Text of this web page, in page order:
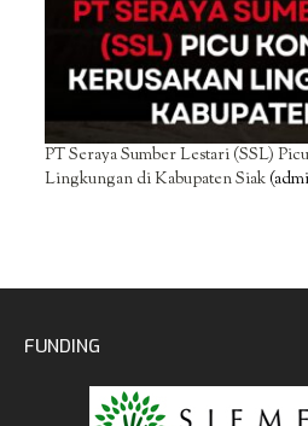
PT Seraya Sumber Lestari (SSL)
Lingkungan di Kabupaten Siak
FUNDING